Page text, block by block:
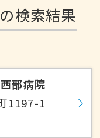
検索結果
部病院
1197-1